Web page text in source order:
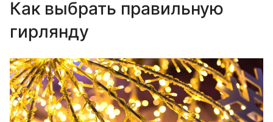
Как выбрать правильную
гирлянду